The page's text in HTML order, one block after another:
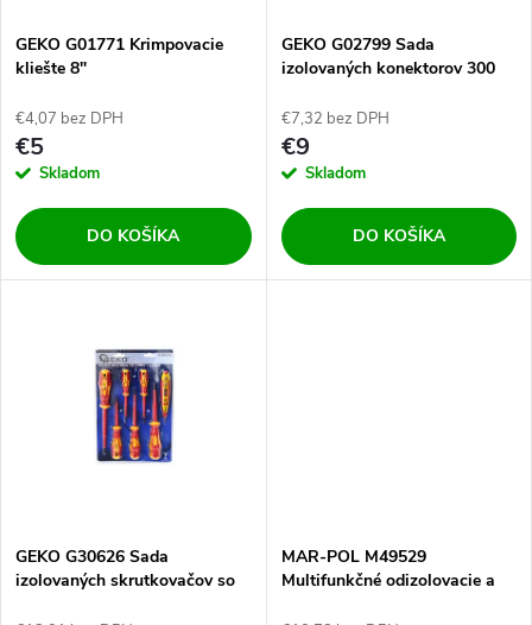
e
p
r
o
d
o
v
s
p
r
o
d
v
GEKO G01771 Krimpovacie
kliešte 8"
€4,07 bez DPH
€5
Skladom
DO KOŠÍKA
GEKO G02799 Sada
izolovaných konektorov 300
€7,32 bez DPH
€9
Skladom
DO KOŠÍKA
GEKO G30626 Sada
izolovaných skrutkovačov so
MAR-POL M49529
Multifunkčné odizolovacie a